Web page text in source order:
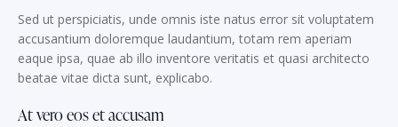
Sed ut perspiciatis, unde omnis iste natus error sit voluptatem
accusantium doloremque laudantium, totam rem aperiam
eaque ipsa, quae ab illo inventore veritatis et quasi architecto
beatae vitae dicta sunt, explicabo.
At vero eos et accusam